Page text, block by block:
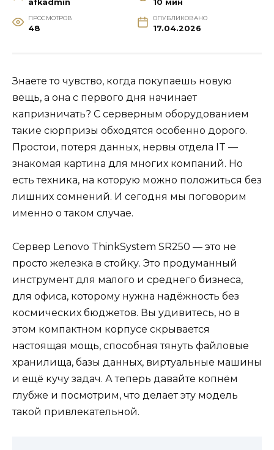
afkadmin 10 мин
ПРОСМОТРОВ
48
ОПУБЛИКОВАНО
17.04.2026
Знаете то чувство, когда покупаешь новую
вещь, а она с первого дня начинает
капризничать? С серверным оборудованием
такие сюрпризы обходятся особенно дорого.
Простои, потеря данных, нервы отдела IT —
знакомая картина для многих компаний. Но
есть техника, на которую можно положиться без
лишних сомнений. И сегодня мы поговорим
именно о таком случае.
Сервер Lenovo ThinkSystem SR250 — это не
просто железка в стойку. Это продуманный
инструмент для малого и среднего бизнеса,
для офиса, которому нужна надёжность без
космических бюджетов. Вы удивитесь, но в
этом компактном корпусе скрывается
настоящая мощь, способная тянуть файловые
хранилища, базы данных, виртуальные машины
и ещё кучу задач. А теперь давайте копнём
глубже и посмотрим, что делает эту модель
такой привлекательной.